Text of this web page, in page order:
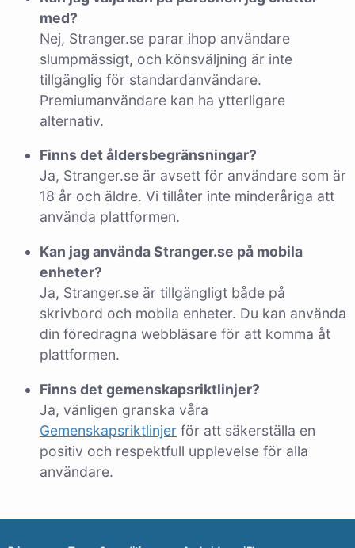
med?
Nej, Stranger.se parar ihop användare
slumpmässigt, och könsväljning är inte
tillgänglig för standardanvändare.
Premiumanvändare kan ha ytterligare
alternativ.
Finns det åldersbegränsningar?
Ja, Stranger.se är avsett för användare som är
18 år och äldre. Vi tillåter inte minderåriga att
använda plattformen.
Kan jag använda Stranger.se på mobila
enheter?
Ja, Stranger.se är tillgängligt både på
skrivbord och mobila enheter. Du kan använda
din föredragna webbläsare för att komma åt
plattformen.
Finns det gemenskapsriktlinjer?
Ja, vänligen granska våra
Gemenskapsriktlinjer för att säkerställa en
positiv och respektfull upplevelse för alla
användare.